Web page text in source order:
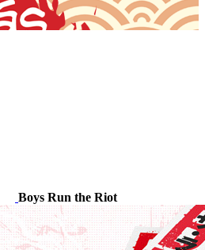
Boys Run the Riot